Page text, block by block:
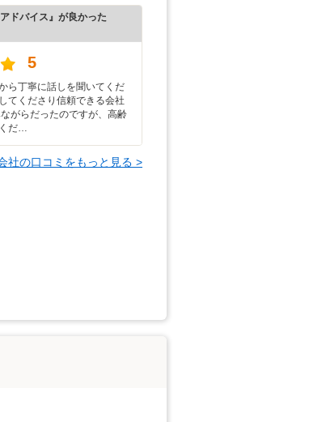
ドバイス』が良かった
5
ら丁寧に話しを聞いてくだ
てくださり信頼できる会社
がらだったのですが、高齢
だ…
社の口コミをもっと見る >